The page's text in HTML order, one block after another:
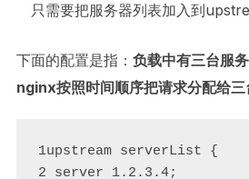
只需要把服务器列表加入到
下面的配置是指： 负载中有三台服
nginx按照时间顺序把请求分配给三
1upstream serverList {
2 server 1.2.3.4;